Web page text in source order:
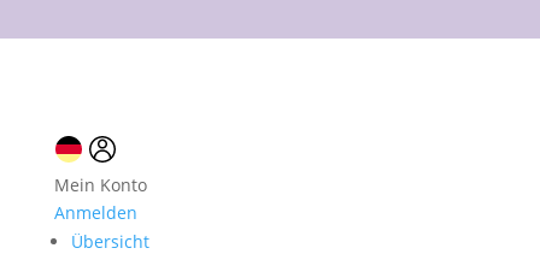
Mein Konto
Anmelden
Übersicht